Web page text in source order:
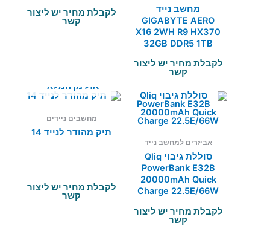
מחשב נייד
GIGABYTE AERO
X16 2WH R9 HX370
32GB DDR5 1TB
לקבלת מחיר יש ליצור
קשר
לקבלת מחיר יש ליצור
קשר
אביזרים למחשב נייד
סוללת גיבוי Qliq
PowerBank E32B
20000mAh Quick
Charge 22.5E/66W
לקבלת מחיר יש ליצור
קשר
אזל מן המלאי
מחשבים ניידים
תיק מהודר לנייד 14
לקבלת מחיר יש ליצור
קשר